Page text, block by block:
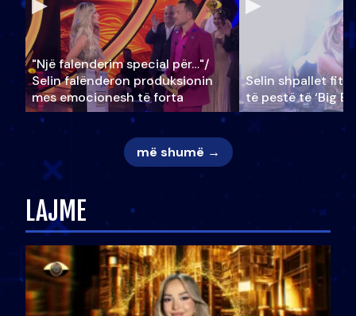
"Një falenderim special për…"/
Selin falënderon produksionin
mes emocionesh të forta
Selin shpallet
të pestë të ‘Big
më shumë →
LAJME